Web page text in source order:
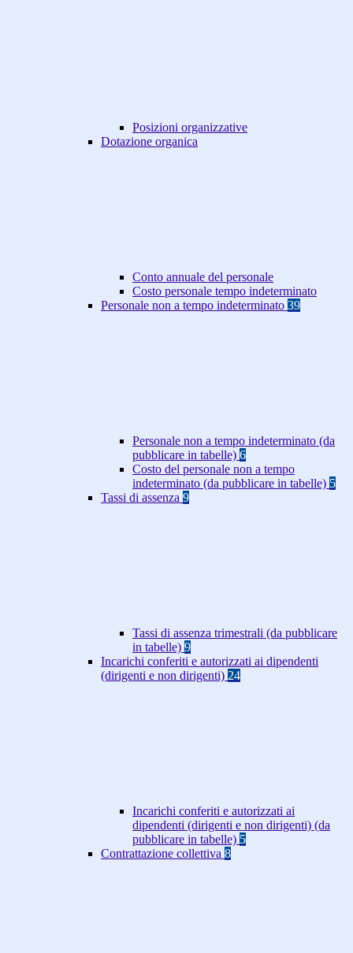
Posizioni organizzative
Dotazione organica
Conto annuale del personale
Costo personale tempo indeterminato
Personale non a tempo indeterminato 39
Personale non a tempo indeterminato (da
pubblicare in tabelle) 6
Costo del personale non a tempo
indeterminato (da pubblicare in tabelle) 5
Tassi di assenza 9
Tassi di assenza trimestrali (da pubblicare
in tabelle) 9
Incarichi conferiti e autorizzati ai dipendenti
(dirigenti e non dirigenti) 24
Incarichi conferiti e autorizzati ai
dipendenti (dirigenti e non dirigenti) (da
pubblicare in tabelle) 5
Contrattazione collettiva 8